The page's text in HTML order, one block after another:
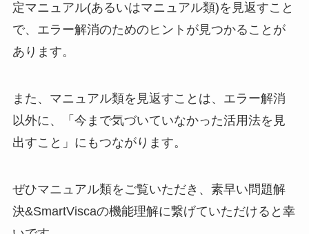
定マニュアル(あるいはマニュアル類)を見返すこと
で、エラー解消のためのヒントが見つかることが
あります。
また、マニュアル類を見返すことは、エラー解消
以外に、「今まで気づいていなかった活用法を見
出すこと」にもつながります。
ぜひマニュアル類をご覧いただき、素早い問題解
決&SmartViscaの機能理解に繋げていただけると幸